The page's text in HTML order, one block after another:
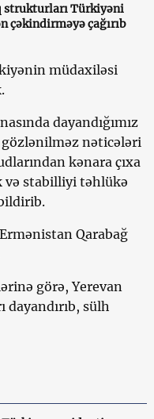
strukturları Türkiyəni
çəkindirməyə çağırıb
müdaxiləsi
dayandığımız
nəticələri
kənara çıxa
stabilliyi təhlükə
Qarabağ
görə, Yerevan
dayandırıb, sülh